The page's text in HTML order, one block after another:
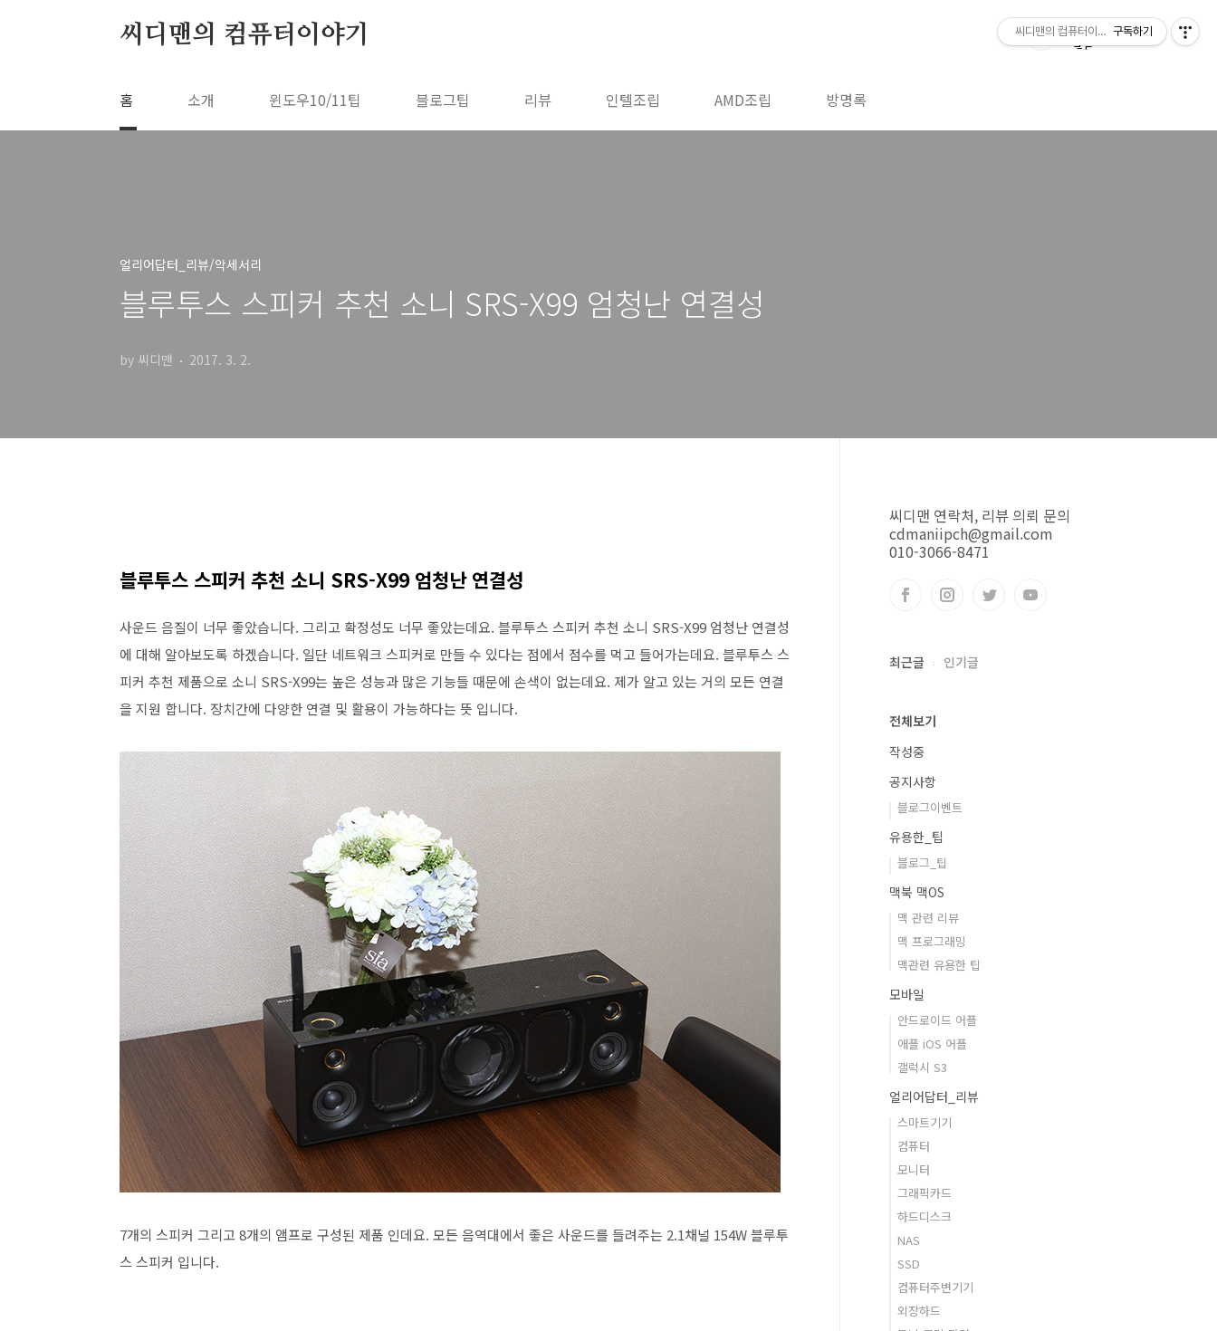
씨디맨의 컴퓨터이야기
홈 소개 윈도우10/11팁 블로그팁 리뷰 인텔조립 AMD조립 방명록
얼리어답터_리뷰/악세서리
블루투스 스피커 추천 소니 SRS-X99 엄청난 연결성
by 씨디맨 2017. 3. 2.
블루투스 스피커 추천 소니 SRS-X99 엄청난 연결성
사운드 음질이 너무 좋았습니다. 그리고 확정성도 너무 좋았는데요. 블루투스 스피커 추천 소니 SRS-X99 엄청난 연결성
에 대해 알아보도록 하겠습니다. 일단 네트워크 스피커로 만들 수 있다는 점에서 점수를 먹고 들어가는데요. 블루투스 스
피커 추천 제품으로 소니 SRS-X99는 높은 성능과 많은 기능들 때문에 손색이 없는데요. 제가 알고 있는 거의 모든 연결
을 지원 합니다. 장치간에 다양한 연결 및 활용이 가능하다는 뜻 입니다.
7개의 스피커 그리고 8개의 앰프로 구성된 제품 인데요. 모든 음역대에서 좋은 사운드를 들려주는 2.1채널 154W 블루투
스 스피커 입니다.
씨디맨 연락처, 리뷰 의뢰 문의
cdmaniipch@gmail.com
010-3066-8471
최근글 인기글
전체보기
작성중
공지사항
블로그이벤트
유용한_팁
블로그_팁
맥북 맥OS
맥 관련 리뷰
맥 프로그래밍
맥관련 유용한 팁
모바일
안드로이드 어플
애플 iOS 어플
갤럭시 S3
얼리어답터_리뷰
스마트기기
컴퓨터
모니터
그래픽카드
하드디스크
NAS
SSD
컴퓨터주변기기
외장하드
씨디맨의 컴퓨터이야기구독하기